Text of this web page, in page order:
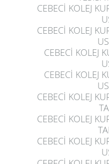
CEBECİ KOLEJ
CEBECİ KOLEJ
CEBECİ KOLEJ
CEBECİ KOLEJ
CEBECİ KOLEJ
CEBECİ KOLEJ
CEBECİ KOLEJ